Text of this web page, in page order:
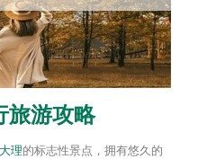
旅游攻略
大理的标志性景点，拥有悠久的